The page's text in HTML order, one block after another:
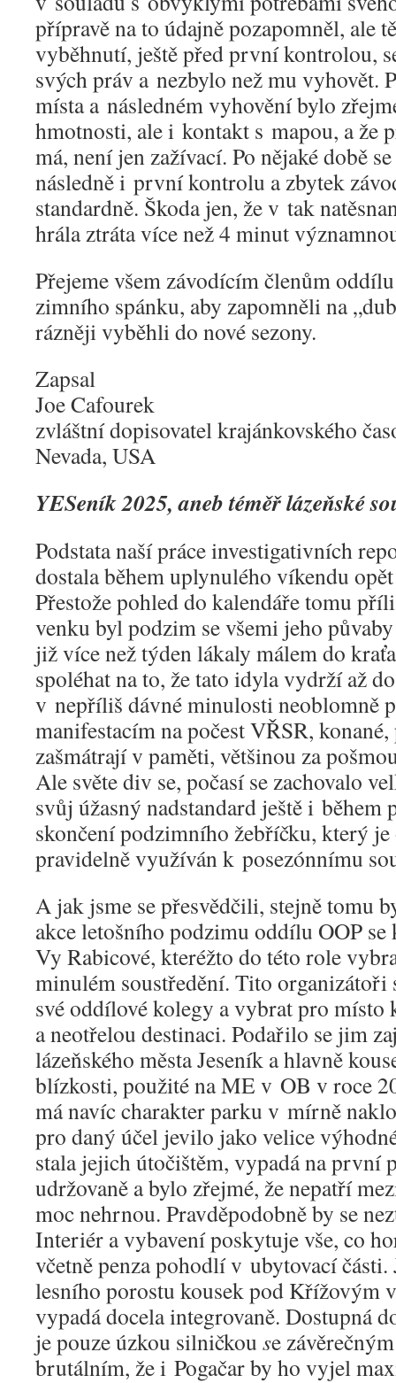
přípravě na to údajně pozapomněl, ale
vyběhnutí, ještě před první kontrolou,
svých práv a nezbylo než mu vyhovět.
místa a následném vyhovění bylo
hmotnosti, ale i kontakt s mapou, a že
má, není jen zažívací. Po nějaké době
následně i první kontrolu a zbytek
standardně. Škoda jen, že v tak
hrála ztráta více než 4 minut
Přejeme všem závodícím členům
zimního spánku, aby zapomněli na
rázněji vyběhli do nové sezony.
Zapsal
Joe Cafourek
zvláštní dopisovatel krajánkovského
Nevada, USA
YESeník 2025, aneb téměř lázeňské
Podstata naší práce investigativních
dostala během uplynulého víkendu
Přestože pohled do kalendáře tomu
venku byl podzim se všemi jeho
již více než týden lákaly málem do
spoléhat na to, že tato idyla vydrží až
v nepříliš dávné minulosti neoblomně
manifestacím na počest VŘSR,
zašmátrají v paměti, většinou za
Ale světe div se, počasí se zachovalo
svůj úžasný nadstandard ještě i
skončení podzimního žebříčku, který
pravidelně využíván k posezónnímu
A jak jsme se přesvědčili, stejně tomu
akce letošního podzimu oddílu OOP
Vy Rabicové, kteréžto do této role
minulém soustředění. Tito
své oddílové kolegy a vybrat pro místo
a neotřelou destinaci. Podařilo se jim
lázeňského města Jeseník a hlavně
blízkosti, použité na ME v OB v roce
má navíc charakter parku v mírně
pro daný účel jevilo jako velice
stala jejich útočištěm, vypadá na první
udržovaně a bylo zřejmé, že nepatří
moc nehrnou. Pravděpodobně by se
Interiér a vybavení poskytuje vše, co
včetně penza pohodlí v ubytovací části.
lesního porostu kousek pod Křížovým
vypadá docela integrovaně. Dostupná
je pouze úzkou silničkou se
brutálním, že i Pogačar by ho vyjel